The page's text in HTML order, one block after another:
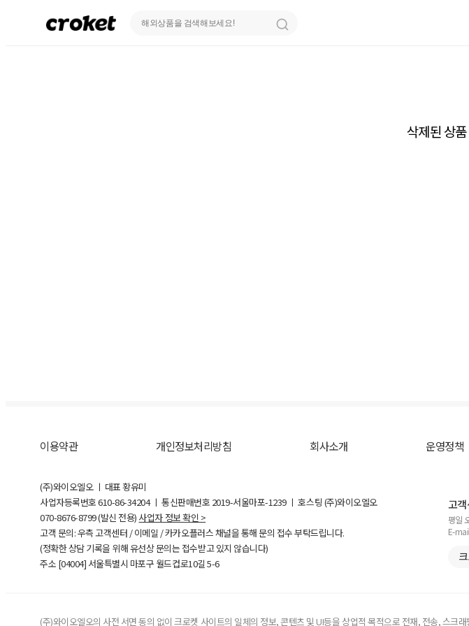
삭제된 상
이용약관 개인정보처리방침 회사소개 운영정책
(주)와이오엘오 ㅣ 대표 황유미
사업자등록번호610-86-34204ㅣ 통신판매번호 2019-서울마포-1239 ㅣ 호스팅 (주)와이오엘오
070-8676-8799 (발신 전용) 사업자 정보 확인 >
고객 문의: 우측 고객센터 / 이메일 / 카카오플러스 채널을 통해 문의 접수 부탁드립니다.
(정확한 상담 기록을 위해 유선상 문의는 접수받고 있지 않습니다)
주소 [04004] 서울특별시 마포구 월드컵로10길5-6
고
평일
E-
(주)와이오엘오의 사전 서면 동의 없이 크로켓 사이트의 일체의 정보, 콘텐츠 및 UI등을 상업적 목적으로 전재, 전송, 스크